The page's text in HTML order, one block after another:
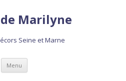
Marilyne
Seine et Marne
Menu Aller
contenu